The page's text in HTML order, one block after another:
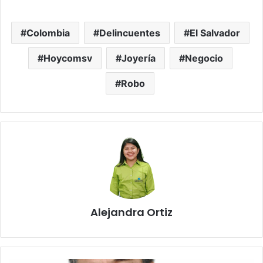
Colombia Delincuentes El Salvador
Hoycomsv Joyería Negocio
Robo
Alejandra Ortiz